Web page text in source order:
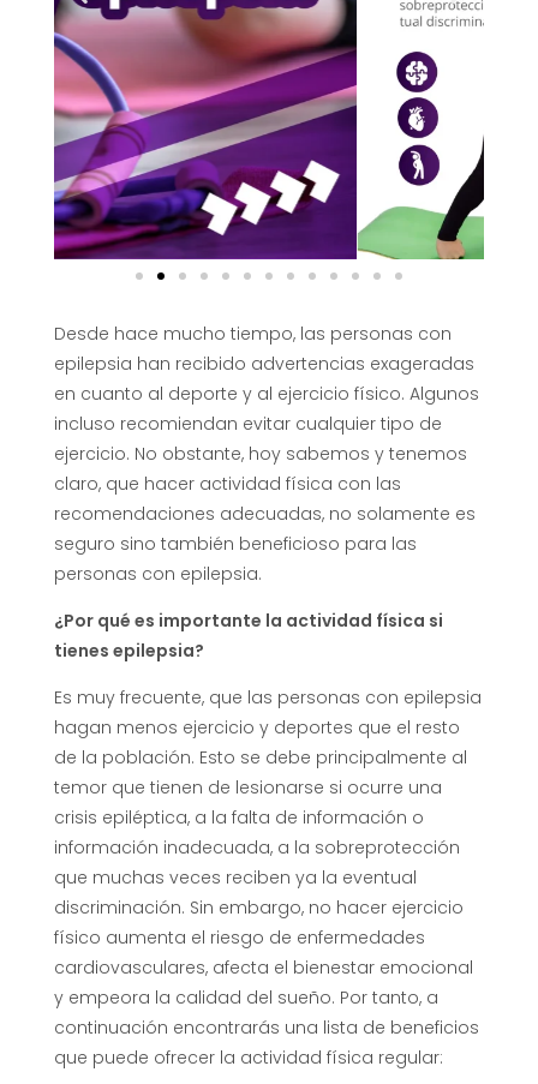
Desde hace mucho tiempo, las personas con
epilepsia han recibido advertencias exageradas
en cuanto al deporte y al ejercicio físico. Algunos
incluso recomiendan evitar cualquier tipo de
ejercicio. No obstante, hoy sabemos y tenemos
claro, que hacer actividad física con las
recomendaciones adecuadas, no solamente es
seguro sino también beneficioso para las
personas con epilepsia.
¿Por qué es importante la actividad física si
tienes epilepsia?
Es muy frecuente, que las personas con epilepsia
hagan menos ejercicio y deportes que el resto
de la población. Esto se debe principalmente al
temor que tienen de lesionarse si ocurre una
crisis epiléptica, a la falta de información o
información inadecuada, a la sobreprotección
que muchas veces reciben ya la eventual
discriminación. Sin embargo, no hacer ejercicio
físico aumenta el riesgo de enfermedades
cardiovasculares, afecta el bienestar emocional
y empeora la calidad del sueño. Por tanto, a
continuación encontrarás una lista de beneficios
que puede ofrecer la actividad física regular: